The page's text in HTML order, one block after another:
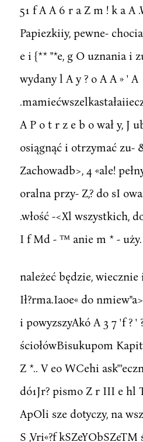
51 f A A 6 r a Z m ! k a A
Papiezkiiy, pewne-
e i {** "*e, g O uznania i
wydany l A y ? o A A » ' A
A P o t r z e b o wał y, J
osiągnąć i otrzymać zu-
Zachowadb>, 4 «ale!
oralna przy- Z,? do sI
.włość -<Xl wszystkich,
I f Md - ™ anie m * - uży.
należeć będzie,
Ił?rma.Iaoe« do
i powyzszyAkó A 3 7 'f ? '
ściołówBisukupom
Z *.. V eo WCehi
dó1Jr? pismo Z r III e hl
ApOli sze dotyczy, na
S ,Vri«?f